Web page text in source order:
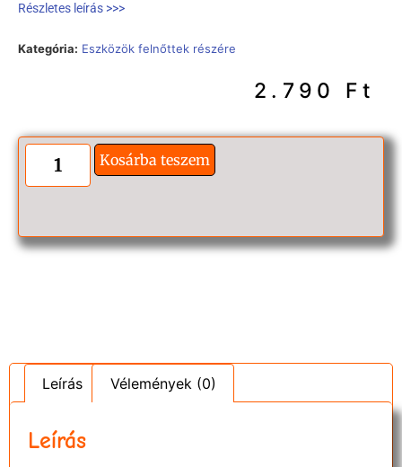
Részletes leírás >>>
Kategória: Eszközök felnőttek részére
2.790 Ft
Kosárba teszem
Leírás Vélemények (0)
Leírás